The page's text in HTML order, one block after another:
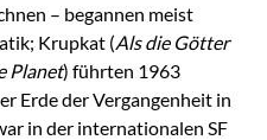
– begannen meist
Krupkat (Als die Götter
Planet) führten 1963
Erde der Vergangenheit in
in der internationalen SF